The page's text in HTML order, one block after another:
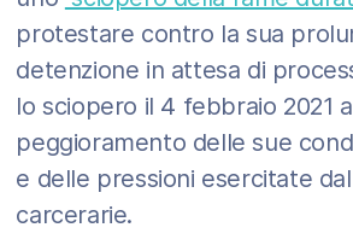
protestare contro la sua
detenzione in attesa di
lo sciopero il 4 febbraio 2021
peggioramento delle sue
e delle pressioni esercitate
carcerarie.